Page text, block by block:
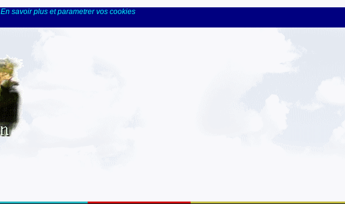
En savoir plus et parametrer vos cookies